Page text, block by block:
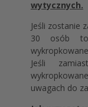
wytycznych.
Jeśli zostanie
30 osób to
Jeśli
uwagach do